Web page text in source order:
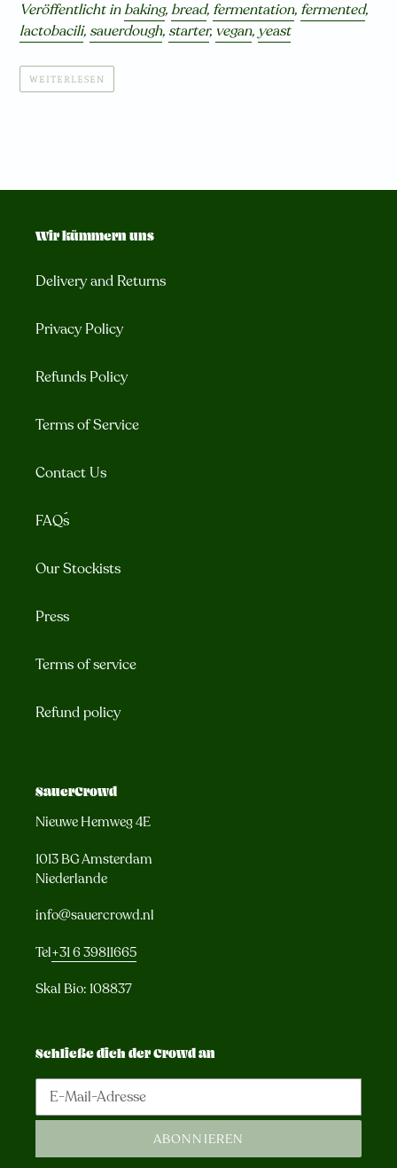
Veröffentlicht inbaking,bread, fermentation, fermented,
lactobacili, sauerdough, starter, vegan, yeast
WEITERLESEN
Wir kümmern uns
Delivery and Returns
Privacy Policy
Refunds Policy
Terms of Service
Contact Us
FAQ´s
Our Stockists
Press
Terms of service
Refund policy
SauerCrowd
Nieuwe Hemweg 4E
1013 BG Amsterdam
Niederlande
info@sauercrowd.nl
Tel+31 6 39811665
Skal Bio: 108837
Schließe dich der Crowd an
ABONNIEREN